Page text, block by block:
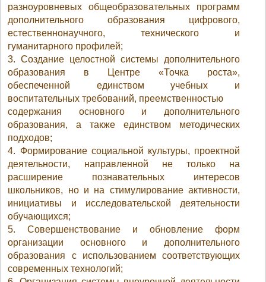
разноуровневых общеобразовательных программ
дополнительного образования цифрового,
естественнонаучного, технического и
гуманитарного профилей;
3. Создание целостной системы дополнительного
образования в Центре «Точка роста»,
обеспеченной единством учебных и
воспитательных требований, преемственностью
содержания основного и дополнительного
образования, а также единством методических
подходов;
4. Формирование социальной культуры, проектной
деятельности, направленной не только на
расширение познавательных интересов
школьников, но и на стимулирование активности,
инициативы и исследовательской деятельности
обучающихся;
5. Совершенствование и обновление форм
организации основного и дополнительного
образования с использованием соответствующих
современных технологий;